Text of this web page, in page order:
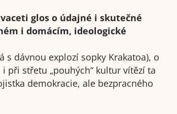
glos o údajné i skutečné
i domácím, ideologické
s dávnou explozí sopky Krakatoa), o
střetu „pouhých“ kultur vítězí ta
demokracie, ale bezpracného